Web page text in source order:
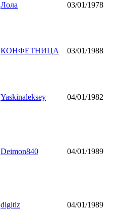
Лола 03/01/1978
КОНФЕТНИЦА 03/01/1988
Yaskinaleksey 04/01/1982
Deimon840 04/01/1989
digitiz 04/01/1989